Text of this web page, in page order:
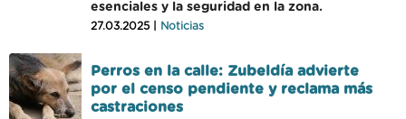
esenciales y la seguridad en la zona.
27.03.2025 | Noticias
Perros en la calle: Zubeldía advierte
por el censo pendiente y reclama más
castraciones